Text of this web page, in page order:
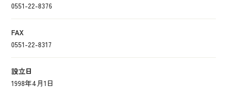
0551-22-8376
FAX
0551-22-8317
設立日
1998年4月1日